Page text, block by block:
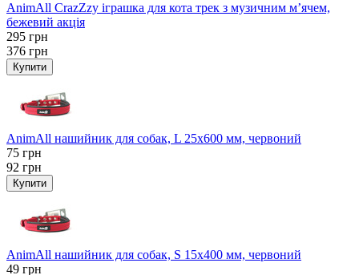
AnimAll CrazZzy іграшка для кота трек з музичним м’ячем,
бежевий акція
295 грн
376 грн
Купити
AnimAll нашийник для собак, L 25x600 мм, червоний
75 грн
92 грн
Купити
AnimAll нашийник для собак, S 15х400 мм, червоний
49 грн